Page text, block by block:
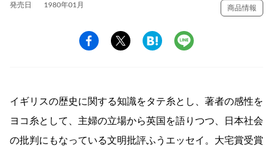
発売日 1980年01月 商品情報
イギリスの歴史に関する知識をタテ糸とし、著者の感性を
ヨコ糸として、主婦の立場から英国を語りつつ、日本社会
の批判にもなっている文明批評ふうエッセイ。大宅賞受賞